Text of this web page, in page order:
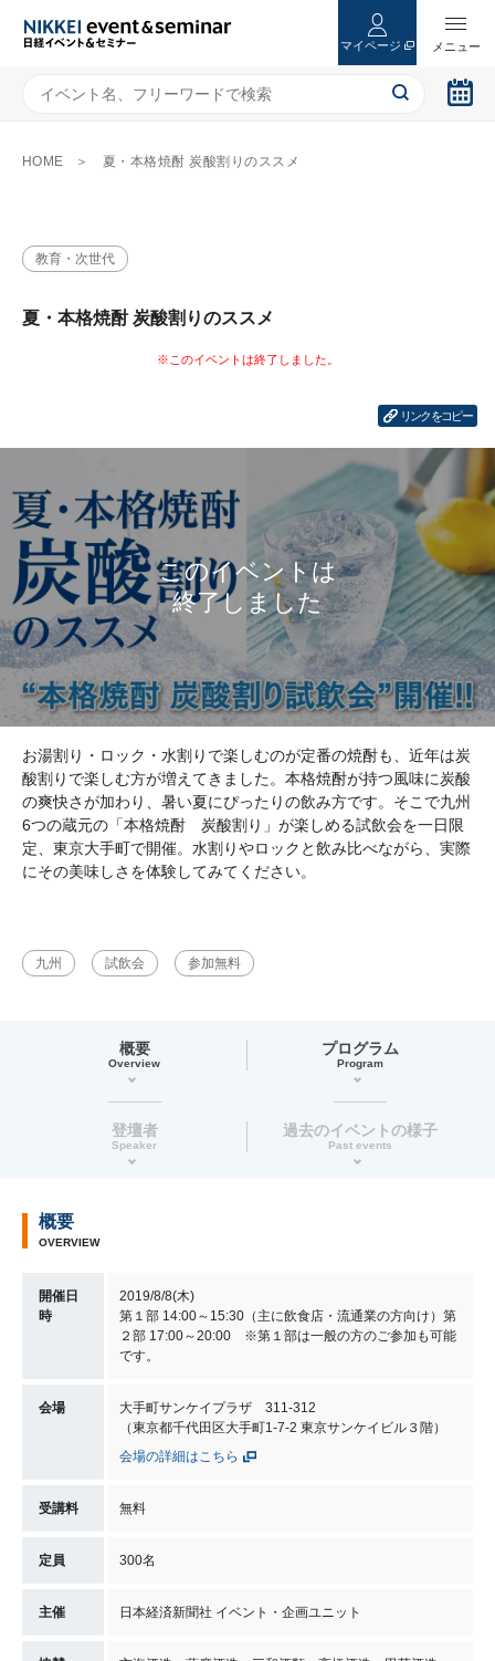
マイページ
HOME 夏・本格焼酎 炭酸割りのススメ
教育・次世代
夏・本格焼酎 炭酸割りのススメ
リンクをコピー
お湯割り・ロック・水割りで楽しむのが定番の焼酎も、近年は炭
酸割りで楽しむ方が増えてきました。本格焼酎が持つ風味に炭酸
の爽快さが加わり、暑い夏にぴったりの飲み方です。そこで九州
6つの蔵元の「本格焼酎 炭酸割り」が楽しめる試飲会を一日限
定、東京大手町で開催。水割りやロックと飲み比べながら、実際
にその美味しさを体験してみてください。
九州 試飲会 参加無料
概要
Overview
プログラム
Program
登壇者
Speaker
過去のイベントの様子
Past events
概要
OVERVIEW
開催日
時
2019/8/8(木)
第１部 14:00～15:30（主に飲食店・流通業の方向け）第
２部 17:00～20:00 ※第１部は一般の方のご参加も可能
です。
会場
大手町サンケイプラザ 311-312
（東京都千代田区大手町1-7-2 東京サンケイビル３階）
会場の詳細はこちら
受講料 無料
定員 300名
主催 日本経済新聞社 イベント・企画ユニット